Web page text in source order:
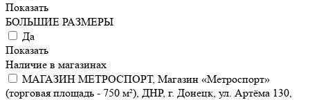
Показать
БОЛЬШИЕ РАЗМЕРЫ
Да
Показать
Наличие в магазинах
МАГАЗИН МЕТРОСПОРТ, Магазин «Метроспорт»
(торговая площадь - 750 м²), ДНР, г. Донецк, ул. Артёма 130,